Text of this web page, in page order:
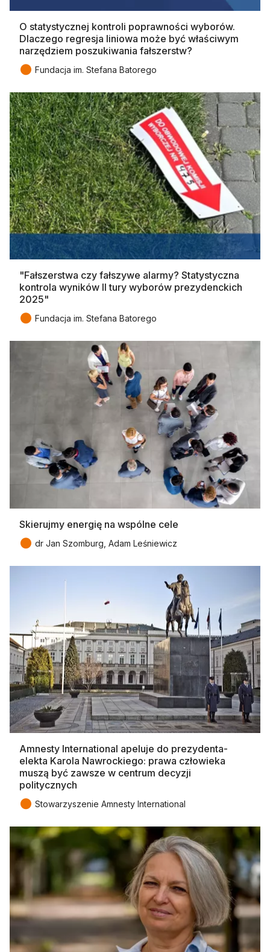
O statystycznej kontroli poprawności wyborów.
Dlaczego regresja liniowa może być właściwym
narzędziem poszukiwania fałszerstw?
● Fundacja im. Stefana Batorego
"Fałszerstwa czy fałszywe alarmy? Statystyczna
kontrola wyników II tury wyborów prezydenckich
2025"
● Fundacja im. Stefana Batorego
Skierujmy energię na wspólne cele
● dr Jan Szomburg, Adam Leśniewicz
Amnesty International apeluje do prezydenta-
elekta Karola Nawrockiego: prawa człowieka
muszą być zawsze w centrum decyzji
politycznych
● Stowarzyszenie Amnesty International